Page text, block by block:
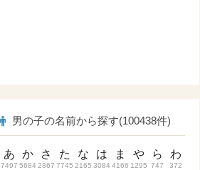
男の子の名前から探す(100438件)
あ
7497
か
5684
さ
2867
た
7745
な
2165
は
3084
ま
4166
や
1295
ら
747
わ
372